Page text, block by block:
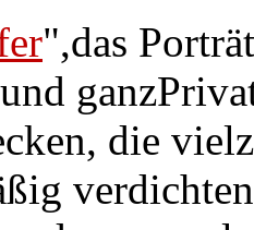
",das
die